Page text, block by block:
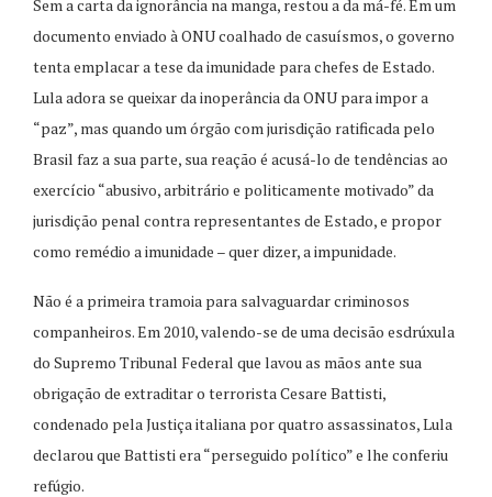
Sem a carta da ignorância na manga, restou a da má-fé. Em um
documento enviado à ONU coalhado de casuísmos, o governo
tenta emplacar a tese da imunidade para chefes de Estado.
Lula adora se queixar da inoperância da ONU para impor a
“paz”, mas quando um órgão com jurisdição ratificada pelo
Brasil faz a sua parte, sua reação é acusá-lo de tendências ao
exercício “abusivo, arbitrário e politicamente motivado” da
jurisdição penal contra representantes de Estado, e propor
como remédio a imunidade – quer dizer, a impunidade.
Não é a primeira tramoia para salvaguardar criminosos
companheiros. Em 2010, valendo-se de uma decisão esdrúxula
do Supremo Tribunal Federal que lavou as mãos ante sua
obrigação de extraditar o terrorista Cesare Battisti,
condenado pela Justiça italiana por quatro assassinatos, Lula
declarou que Battisti era “perseguido político” e lhe conferiu
refúgio.